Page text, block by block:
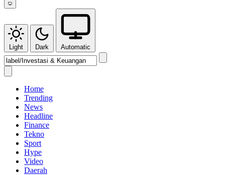
Light Dark Automatic
Home
Trending
News
Headline
Finance
Tekno
Sport
Hype
Video
Daerah